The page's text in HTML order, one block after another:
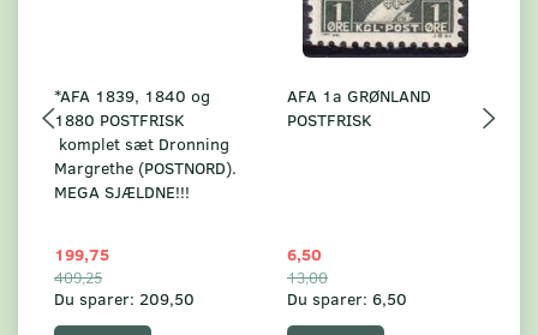
*AFA 1839, 1840 og
1880 POSTFRISK
komplet sæt Dronning
Margrethe (POSTNORD).
MEGA SJÆLDNE!!!
199,75
409,25
Du sparer: 209,50
AFA 1a GRØNLAND
POSTFRISK
6,50
13,00
Du sparer: 6,50